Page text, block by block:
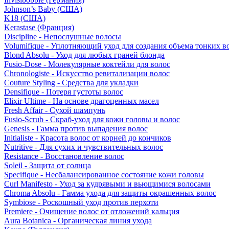
Johnson’s Baby (США)
K18 (США)
Kerastase (Франция)
Discipline - Непослушные волосы
Volumifique - Уплотняющий уход для создания объема тонких
Blond Absolu - Уход для любых граней блонда
Fusio-Dose - Молекулярные коктейли для волос
Chronologiste - Искусство ревитализации волос
Couture Styling - Средства для укладки
Densifique - Потеря густоты волос
Elixir Ultime - На основе драгоценных масел
Fresh Affair - Сухой шампунь
Fusio-Scrub - Скраб-уход для кожи головы и волос
Genesis - Гамма против выпадения волос
Initialiste - Красота волос от корней до кончиков
Nutritive - Для сухих и чувствительных волос
Resistance - Восстановление волос
Soleil - Защита от солнца
Specifique - Несбалансированное состояние кожи головы
Curl Manifesto - Уход за кудрявыми и вьющимися волосами
Chroma Absolu - Гамма ухода для защиты окрашенных волос
Symbiose - Роскошный уход против перхоти
Premiere - Очищение волос от отложений кальция
Aura Botanica - Органическая линия ухода